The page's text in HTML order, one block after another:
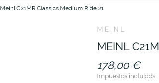
Meinl C21MR Classics Medium Ride 21
MEINL
MEINL
178,00 €
Impuestos incluidos